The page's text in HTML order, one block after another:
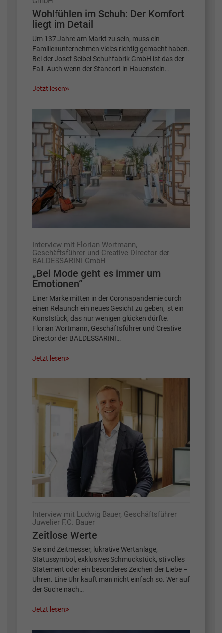
Wohlfühlen im Schuh: Der Komfort
liegt im Detail
Um 137 Jahre am Markt zu sein, muss ein
Familienunternehmen vieles richtig gemacht haben.
Bei der Josef Seibel Schuhfabrik GmbH ist das der
Fall. Auch wenn der Standort in Hauenstein…
Jetzt lesen
Interview mit Florian Wortmann,
Geschäftsführer und Creative Director der
BALDESSARINI GmbH
„Bei Mode geht es immer um
Emotionen“
Einer Marke mitten in der Coronapandemie durch
einen Relaunch ein neues Gesicht zu geben, ist ein
Kunststück, das nur wenigen glücken dürfte.
Florian Wortmann, Geschäftsführer und Creative
Director der BALDESSARINI…
Jetzt lesen
Interview mit Ludwig Bauer, Geschäftsführer
Juwelier F.C. Bauer
Zeitlose Werte
Sie sind Zeitmesser, lukrative Wertanlage,
Statussymbol, exklusives Schmuckstück, stilvolles
Statement oder ein besonderes Zeichen der Liebe –
Uhren. Eine Uhr kauft man nicht einfach so. Wer auf
der Suche nach…
Jetzt lesen